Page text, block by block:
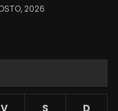
2026
V S D